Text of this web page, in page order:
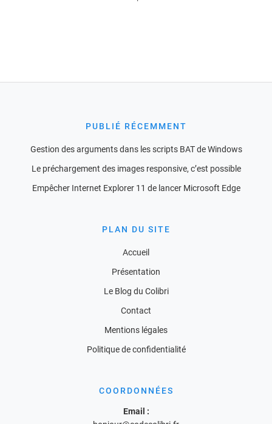
PUBLIÉ RÉCEMMENT
Gestion des arguments dans les scripts BAT de Windows
Le préchargement des images responsive, c’est possible
Empêcher Internet Explorer 11 de lancer Microsoft Edge
PLAN DU SITE
Accueil
Présentation
Le Blog du Colibri
Contact
Mentions légales
Politique de confidentialité
COORDONNÉES
Email :